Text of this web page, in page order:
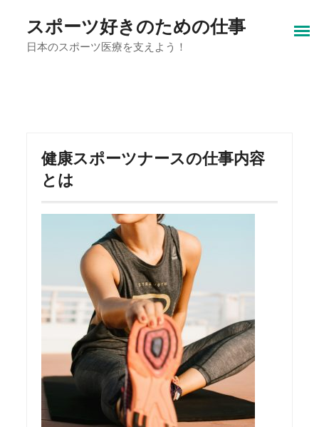
contentスポーツ好きのための仕事
日本のスポーツ医療を支えよう！
健康スポーツナースの仕事内容
とは